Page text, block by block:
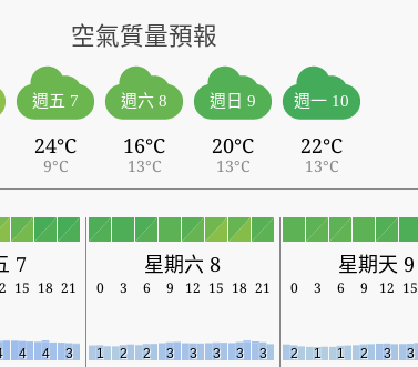
空氣質量預報
週五 7
24°C
9°C
週六 8
16°C
13°C
週日 9
20°C
13°C
週一 10
22°C
13°C
7 星期六 8 星期天 9
15 18 21 0 3 6 9 12 15 18 21 0 3 6 9 12 15
4 4 3 1 2 2 3 3 3 3 3 2 1 1 2 3 3